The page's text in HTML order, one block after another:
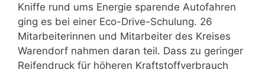
Kniffe rund ums Energie sparende Autofahren
ging es bei einer Eco-Drive-Schulung. 26
Mitarbeiterinnen und Mitarbeiter des Kreises
Warendorf nahmen daran teil. Dass zu geringer
Reifendruck für höheren Kraftstoffverbrauch